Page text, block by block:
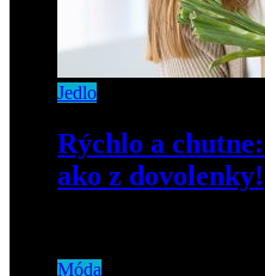
Jedlo
Rýchlo a
ako z dovolenky!
Móda